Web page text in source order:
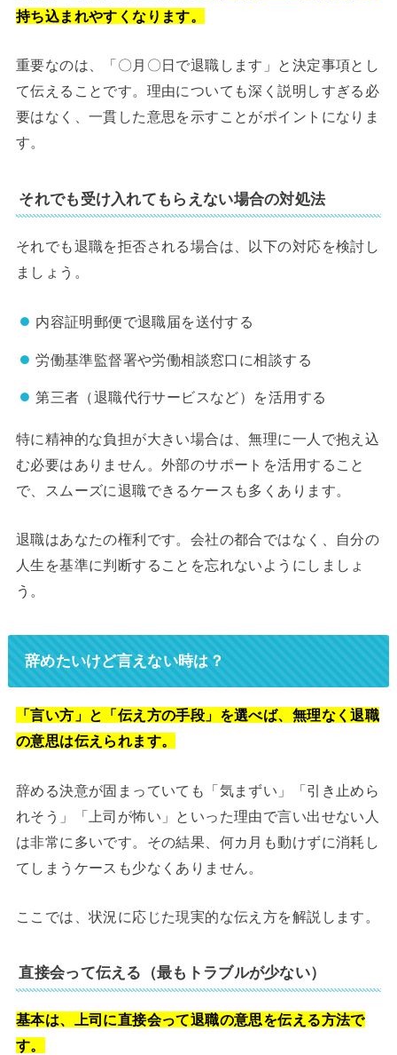
持ち込まれやすくなります。
重要なのは、「〇月〇日で退職します」と決定事項とし
て伝えることです。理由についても深く説明しすぎる必
要はなく、一貫した意思を示すことがポイントになりま
す。
それでも受け入れてもらえない場合の対処法
それでも退職を拒否される場合は、以下の対応を検討し
ましょう。
内容証明郵便で退職届を送付する
労働基準監督署や労働相談窓口に相談する
第三者（退職代行サービスなど）を活用する
特に精神的な負担が大きい場合は、無理に一人で抱え込
む必要はありません。外部のサポートを活用すること
で、スムーズに退職できるケースも多くあります。
退職はあなたの権利です。会社の都合ではなく、自分の
人生を基準に判断することを忘れないようにしましょ
う。
辞めたいけど言えない時は？
「言い方」と「伝え方の手段」を選べば、無理なく退職
の意思は伝えられます。
辞める決意が固まっていても「気まずい」「引き止めら
れそう」「上司が怖い」といった理由で言い出せない人
は非常に多いです。その結果、何カ月も動けずに消耗し
てしまうケースも少なくありません。
ここでは、状況に応じた現実的な伝え方を解説します。
直接会って伝える（最もトラブルが少ない）
基本は、上司に直接会って退職の意思を伝える方法で
す。